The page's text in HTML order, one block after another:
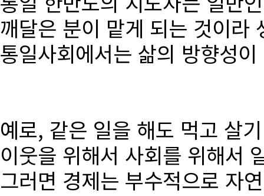
깨달은 분이 맡게 되는 것이라
통일사회에서는 삶의 방향성
예로, 같은 일을 해도 먹고 살
이웃을 위해서 사회를 위해서
그러면 경제는 부수적으로 자